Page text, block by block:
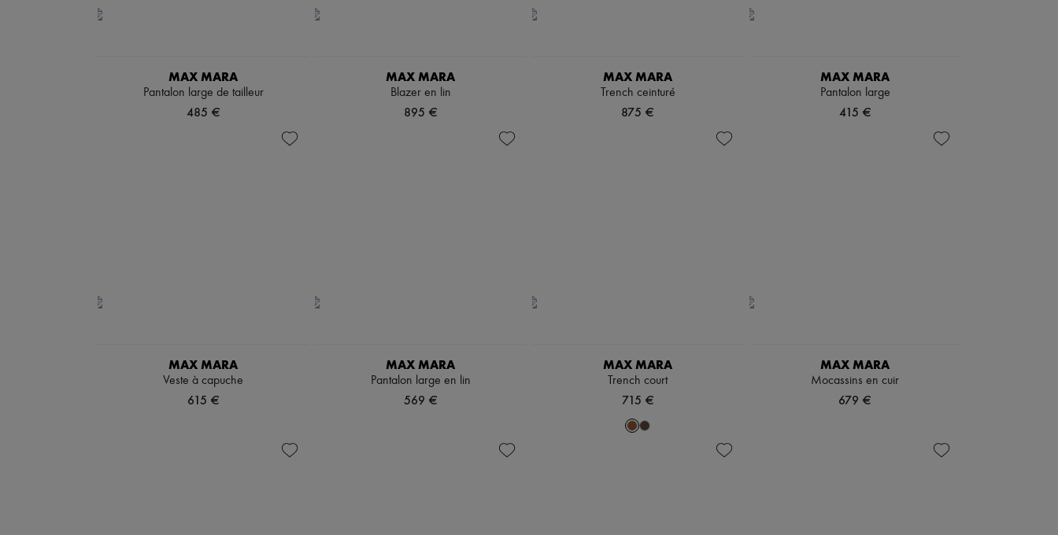
MAX MARA
Pantalon large de tailleur
485 €
MAX MARA
Blazer en lin
895 €
MAX MARA
Trench ceinturé
875 €
MAX MARA
Pantalon large
415 €
MAX MARA
Veste à capuche
615 €
MAX MARA
Pantalon large en lin
569 €
MAX MARA
Trench court
715 €
MAX MARA
Mocassins en cuir
679 €